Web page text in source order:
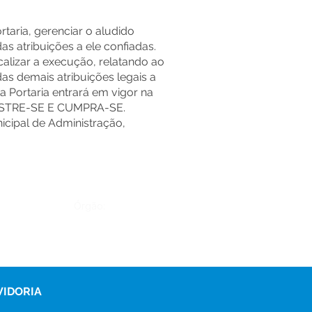
gerenciar o aludido
atribuições a ele confiadas.
a execução, relatando ao
demais atribuições legais a
Portaria entrará em vigor na
SE E CUMPRA-SE.
de Administração,